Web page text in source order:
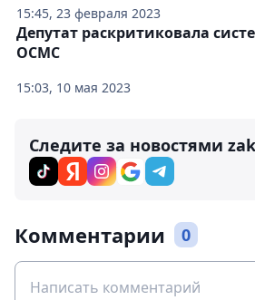
15:45, 23 февраля 2023
15:03, 10 мая 2023
Депутат раскритиковала
ОСМС
Следите за новостями
Комментарии 0